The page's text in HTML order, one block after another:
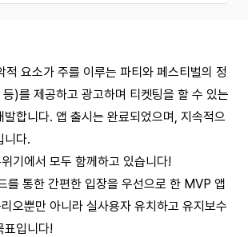
요소가 주를 이루는 파티와 페스티벌의 정
)를 제공하고 광고하며 티켓팅을 할 수 있는
합니다. 앱 출시는 완료되었으며, 지속적으
니다.
기에서 모두 함께하고 있습니다!
를 통한 간편한 입장을 우선으로 한 MVP 앱
오뿐만 아니라 실사용자 유치하고 유지보수
표입니다!